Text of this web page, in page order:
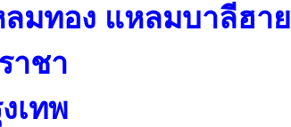
มทอง แหลมบาลีฮาย
าชา
เทพ